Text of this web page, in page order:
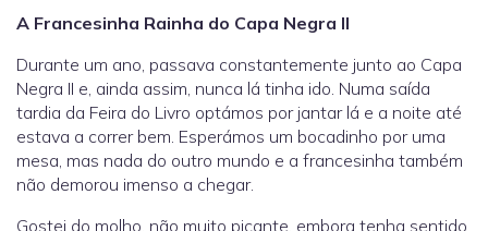
A Francesinha Rainha do Capa Negra II
Durante um ano, passava constantemente junto ao Capa
Negra II e, ainda assim, nunca lá tinha ido. Numa saída
tardia da Feira do Livro optámos por jantar lá e a noite até
estava a correr bem. Esperámos um bocadinho por uma
mesa, mas nada do outro mundo e a francesinha também
não demorou imenso a chegar.
Gostei do molho, não muito picante, embora tenha sentido